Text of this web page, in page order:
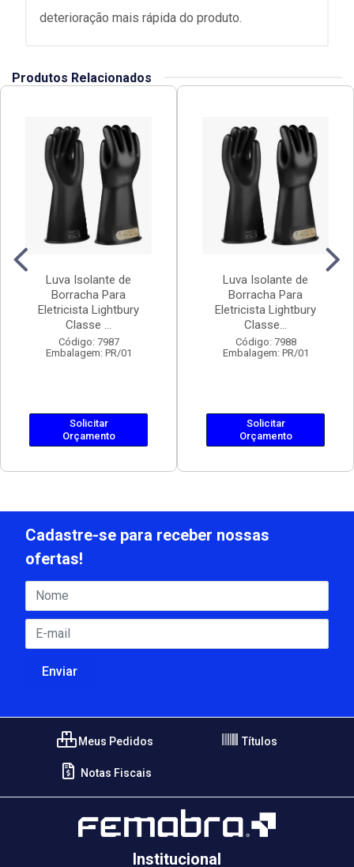
deterioração mais rápida do produto.
Produtos Relacionados
Luva Isolante de
Borracha Para
Eletricista Lightbury
Classe ...
Código: 7987
Embalagem: PR/01
Solicitar
Orçamento
Luva Isolante de
Borracha Para
Eletricista Lightbury
Classe...
Código: 7988
Embalagem: PR/01
Solicitar
Orçamento
Cadastre-se para receber nossas
ofertas!
Meus Pedidos Títulos
Notas Fiscais
Institucional